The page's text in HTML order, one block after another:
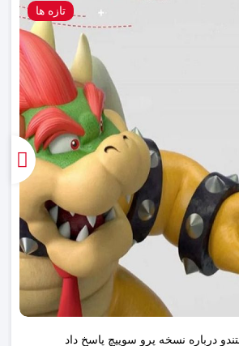
درباره نسخه پرو سوییچ پاسخ داد
تازه ها